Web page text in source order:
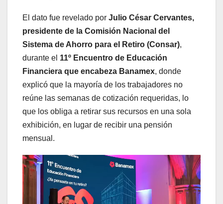
El dato fue revelado por Julio César Cervantes,
presidente de la Comisión Nacional del
Sistema de Ahorro para el Retiro (Consar),
durante el 11º Encuentro de Educación
Financiera que encabeza Banamex, donde
explicó que la mayoría de los trabajadores no
reúne las semanas de cotización requeridas, lo
que los obliga a retirar sus recursos en una sola
exhibición, en lugar de recibir una pensión
mensual.